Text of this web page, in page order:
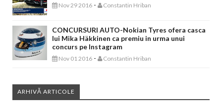
Nov 29 2016 - Constantin Hriban
CONCURSURI AUTO-Nokian Tyres ofera casca
lui Mika Häkkinen ca premiu in urma unui
concurs pe Instagram
Nov 01 2016 - Constantin Hriban
ARHIVĂ ARTICOLE